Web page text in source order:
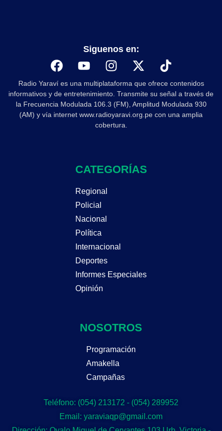
Radio Yaraví es una multiplataforma que ofrece contenidos
informativos y de entretenimiento. Transmite su señal a través de
la Frecuencia Modulada 106.3 (FM), Amplitud Modulada 930
(AM) y vía internet www.radioyaravi.org.pe con una amplia
cobertura.
Siguenos en:
CATEGORÍAS
Regional
Policial
Nacional
Política
Internacional
Deportes
Informes Especiales
Opinión
NOSOTROS
Programación
Amakella
Campañas
Teléfono: (054) 213172 - (054) 289952
Email: yaraviaqp@gmail.com